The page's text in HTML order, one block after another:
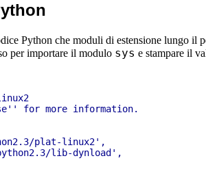
Python che moduli di estensione lungo
per importare il modulo sys e stampare il
for more information.
plat-linux2',
lib-dynload',